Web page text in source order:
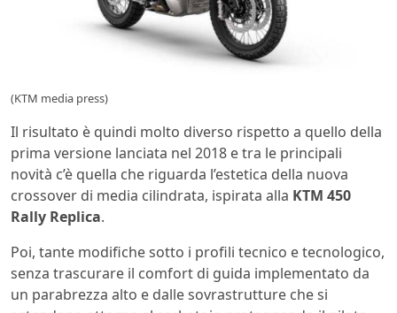
(KTM media press)
Il risultato è quindi molto diverso rispetto a quello della
prima versione lanciata nel 2018 e tra le principali
novità c’è quella che riguarda l’estetica della nuova
crossover di media cilindrata, ispirata alla KTM 450
Rally Replica.
Poi, tante modifiche sotto i profili tecnico e tecnologico,
senza trascurare il comfort di guida implementato da
un parabrezza alto e dalle sovrastrutture che si